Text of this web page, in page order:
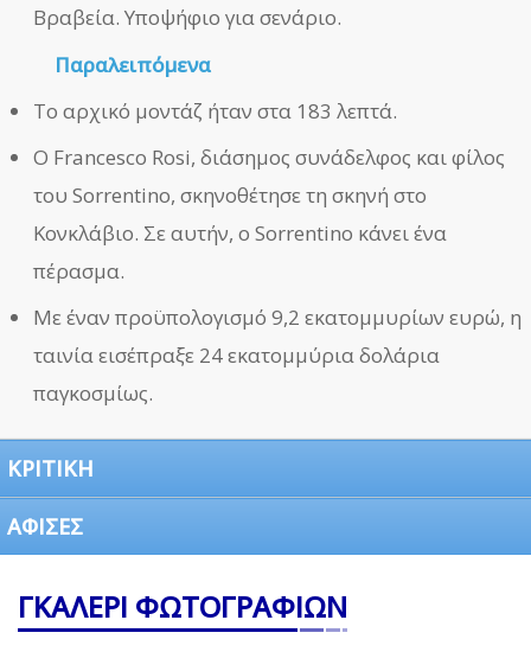
Βραβεία. Υποψήφιο για σενάριο.
Παραλειπόμενα
Το αρχικό μοντάζ ήταν στα 183 λεπτά.
Ο Francesco Rosi, διάσημος συνάδελφος και φίλος
του Sorrentino, σκηνοθέτησε τη σκηνή στο
Κονκλάβιο. Σε αυτήν, ο Sorrentino κάνει ένα
πέρασμα.
Με έναν προϋπολογισμό 9,2 εκατομμυρίων ευρώ, η
ταινία εισέπραξε 24 εκατομμύρια δολάρια
παγκοσμίως.
ΚΡΙΤΙΚΗ
ΑΦΙΣΕΣ
ΓΚΑΛΕΡΙ ΦΩΤΟΓΡΑΦΙΩΝ